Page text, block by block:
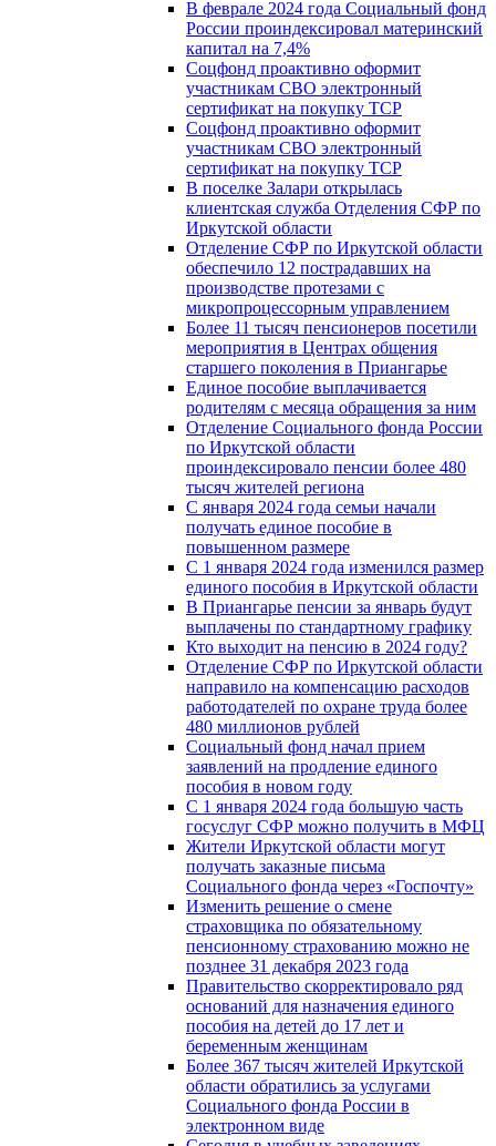
В феврале 2024 года Социальный фонд
России проиндексировал материнский
капитал на 7,4%
Соцфонд проактивно оформит
участникам СВО электронный
сертификат на покупку ТСР
Соцфонд проактивно оформит
участникам СВО электронный
сертификат на покупку ТСР
В поселке Залари открылась
клиентская служба Отделения СФР по
Иркутской области
Отделение СФР по Иркутской области
обеспечило 12 пострадавших на
производстве протезами с
микропроцессорным управлением
Более 11 тысяч пенсионеров посетили
мероприятия в Центрах общения
старшего поколения в Приангарье
Единое пособие выплачивается
родителям с месяца обращения за ним
Отделение Социального фонда России
по Иркутской области
проиндексировало пенсии более 480
тысяч жителей региона
С января 2024 года семьи начали
получать единое пособие в
повышенном размере
С 1 января 2024 года изменился размер
единого пособия в Иркутской области
В Приангарье пенсии за январь будут
выплачены по стандартному графику
Кто выходит на пенсию в 2024 году?
Отделение СФР по Иркутской области
направило на компенсацию расходов
работодателей по охране труда более
480 миллионов рублей
Социальный фонд начал прием
заявлений на продление единого
пособия в новом году
С 1 января 2024 года большую часть
госуслуг СФР можно получить в МФЦ
Жители Иркутской области могут
получать заказные письма
Социального фонда через «Госпочту»
Изменить решение о смене
страховщика по обязательному
пенсионному страхованию можно не
позднее 31 декабря 2023 года
Правительство скорректировало ряд
оснований для назначения единого
пособия на детей до 17 лет и
беременным женщинам
Более 367 тысяч жителей Иркутской
области обратились за услугами
Социального фонда России в
электронном виде